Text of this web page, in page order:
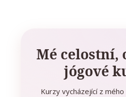
Mé celostní,
jógové
Kurzy vycházející z